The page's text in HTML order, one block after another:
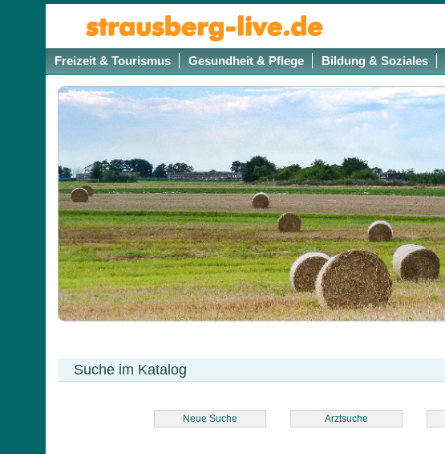
Freizeit & Tourismus Gesundheit & Pflege Bildung & Soziales
Suche im Katalog
Neue Suche Arztsuche